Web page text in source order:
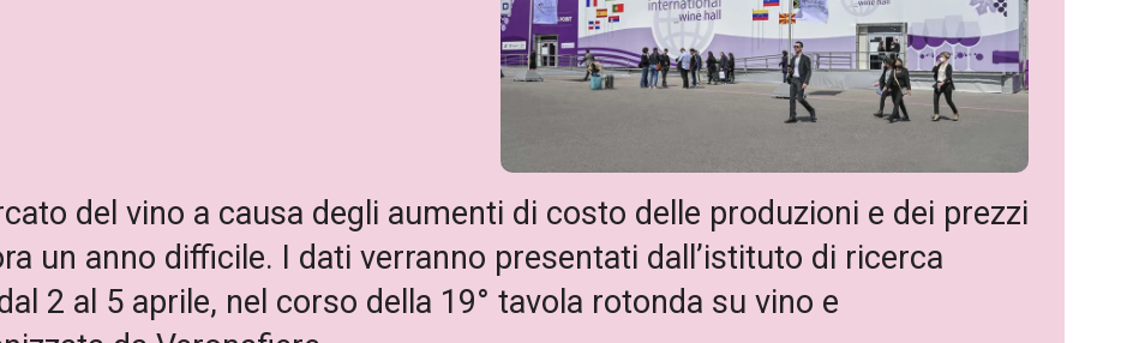
del vino a causa degli aumenti di costo delle produzioni e dei prezzi
un anno difficile. I dati verranno presentati dall’istituto di ricerca
2 al 5 aprile, nel corso della 19° tavola rotonda su vino e